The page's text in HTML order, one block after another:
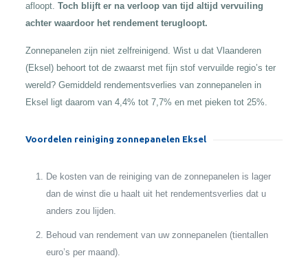
afloopt. Toch blijft er na verloop van tijd altijd vervuiling
achter waardoor het rendement terugloopt.
Zonnepanelen zijn niet zelfreinigend. Wist u dat Vlaanderen
(Eksel) behoort tot de zwaarst met fijn stof vervuilde regio’s ter
wereld? Gemiddeld rendementsverlies van zonnepanelen in
Eksel ligt daarom van 4,4% tot 7,7% en met pieken tot 25%.
Voordelen reiniging zonnepanelen Eksel
De kosten van de reiniging van de zonnepanelen is lager
dan de winst die u haalt uit het rendementsverlies dat u
anders zou lijden.
Behoud van rendement van uw zonnepanelen (tientallen
euro’s per maand).